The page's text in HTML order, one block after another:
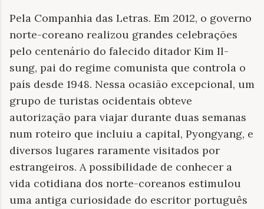
Pela Companhia das Letras. Em 2012, o governo
norte-coreano realizou grandes celebrações
pelo centenário do falecido ditador Kim Il-
sung, pai do regime comunista que controla o
país desde 1948. Nessa ocasião excepcional, um
grupo de turistas ocidentais obteve
autorização para viajar durante duas semanas
num roteiro que incluiu a capital, Pyongyang, e
diversos lugares raramente visitados por
estrangeiros. A possibilidade de conhecer a
vida cotidiana dos norte-coreanos estimulou
uma antiga curiosidade do escritor português